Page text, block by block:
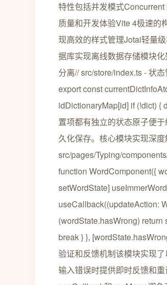
特性包括并发模式
质量和开发体验Vite 4极速的
现高效的样式管理Jotai轻量
据库实现离线数据存储模块
分离// src/store/index.ts - 状
export const
idDictionaryMap[id] if (!dict) {
置项都有独立的状态原子便
久化保存。核心模块实现深
src/pages/Typing/
function WordComponent({
setWordState]
useCallback((updateAction:
(wordState.hasWrong)
break } },
验证和反馈机制该模块实现
输入错误时提供即时反馈和